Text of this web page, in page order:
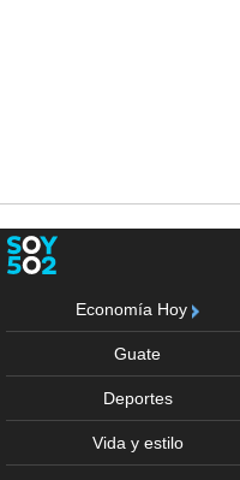
Economía Hoy
Guate
Deportes
Vida y estilo